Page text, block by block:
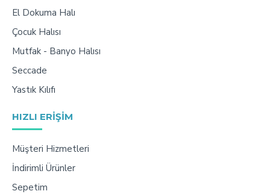
El Dokuma Halı
Çocuk Halısı
Mutfak - Banyo Halısı
Seccade
Yastık Kılıfı
HIZLI ERIŞIM
Müşteri Hizmetleri
İndirimli Ürünler
Sepetim